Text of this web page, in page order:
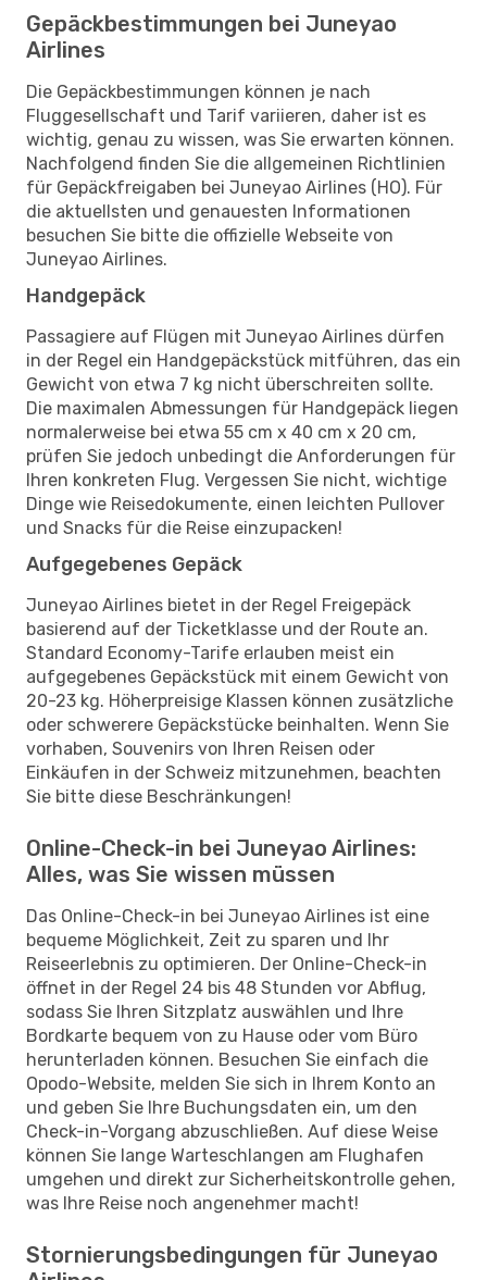
Gepäckbestimmungen bei Juneyao
Airlines
Die Gepäckbestimmungen können je nach
Fluggesellschaft und Tarif variieren, daher ist es
wichtig, genau zu wissen, was Sie erwarten können.
Nachfolgend finden Sie die allgemeinen Richtlinien
für Gepäckfreigaben bei Juneyao Airlines (HO). Für
die aktuellsten und genauesten Informationen
besuchen Sie bitte die offizielle Webseite von
Juneyao Airlines.
Handgepäck
Passagiere auf Flügen mit Juneyao Airlines dürfen
in der Regel ein Handgepäckstück mitführen, das ein
Gewicht von etwa 7 kg nicht überschreiten sollte.
Die maximalen Abmessungen für Handgepäck liegen
normalerweise bei etwa 55 cm x 40 cm x 20 cm,
prüfen Sie jedoch unbedingt die Anforderungen für
Ihren konkreten Flug. Vergessen Sie nicht, wichtige
Dinge wie Reisedokumente, einen leichten Pullover
und Snacks für die Reise einzupacken!
Aufgegebenes Gepäck
Juneyao Airlines bietet in der Regel Freigepäck
basierend auf der Ticketklasse und der Route an.
Standard Economy-Tarife erlauben meist ein
aufgegebenes Gepäckstück mit einem Gewicht von
20-23 kg. Höherpreisige Klassen können zusätzliche
oder schwerere Gepäckstücke beinhalten. Wenn Sie
vorhaben, Souvenirs von Ihren Reisen oder
Einkäufen in der Schweiz mitzunehmen, beachten
Sie bitte diese Beschränkungen!
Online-Check-in bei Juneyao Airlines:
Alles, was Sie wissen müssen
Das Online-Check-in bei Juneyao Airlines ist eine
bequeme Möglichkeit, Zeit zu sparen und Ihr
Reiseerlebnis zu optimieren. Der Online-Check-in
öffnet in der Regel 24 bis 48 Stunden vor Abflug,
sodass Sie Ihren Sitzplatz auswählen und Ihre
Bordkarte bequem von zu Hause oder vom Büro
herunterladen können. Besuchen Sie einfach die
Opodo-Website, melden Sie sich in Ihrem Konto an
und geben Sie Ihre Buchungsdaten ein, um den
Check-in-Vorgang abzuschließen. Auf diese Weise
können Sie lange Warteschlangen am Flughafen
umgehen und direkt zur Sicherheitskontrolle gehen,
was Ihre Reise noch angenehmer macht!
Stornierungsbedingungen für Juneyao